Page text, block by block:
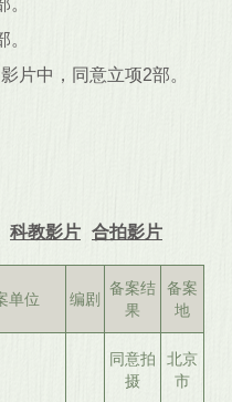
片中，同意立项2部。
科教影片 合拍影片
单位 编剧
备案结
果
备案
地
同意拍
摄
北京
市